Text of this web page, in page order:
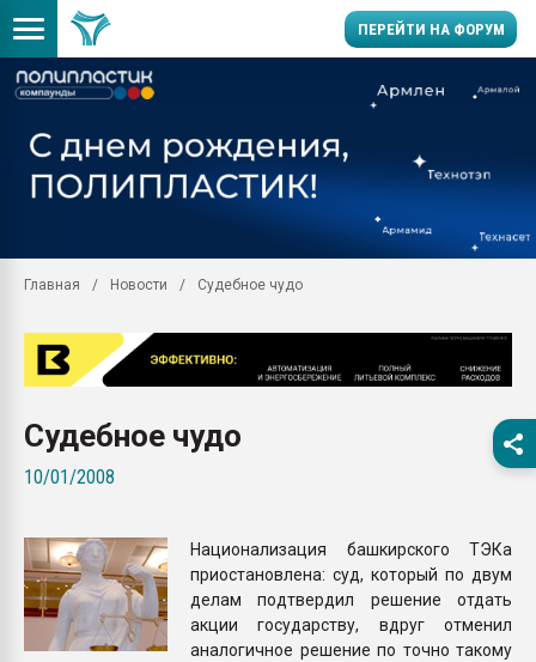
ПЕРЕЙТИ НА ФОРУМ
Вакуум-формовочные
28.07.2026
28.07.2026
Материал
вакуумного
Armaloy PC/ABS-1IM
ПЕРЕЙТИ НА
Главная Новости Судебное чудо
Судебное чудо
10/01/2008
Национализация башкирского ТЭКа
приостановлена: суд, который по двум
делам подтвердил решение отдать
акции государству, вдруг отменил
аналогичное решение по точно такому